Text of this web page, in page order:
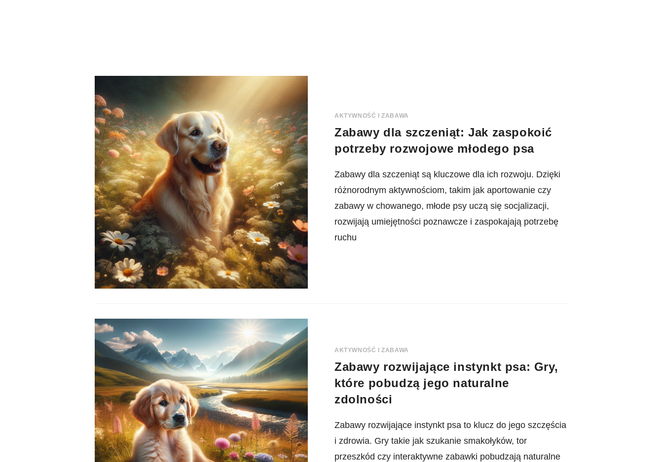
AKTYWNOŚĆ I ZABAWA
Zabawy dla szczeniąt: Jak zaspokoić
potrzeby rozwojowe młodego psa
Zabawy dla szczeniąt są kluczowe dla ich rozwoju. Dzięki
różnorodnym aktywnościom, takim jak aportowanie czy
zabawy w chowanego, młode psy uczą się socjalizacji,
rozwijają umiejętności poznawcze i zaspokajają potrzebę
ruchu
AKTYWNOŚĆ I ZABAWA
Zabawy rozwijające instynkt psa: Gry,
które pobudzą jego naturalne
zdolności
Zabawy rozwijające instynkt psa to klucz do jego szczęścia
i zdrowia. Gry takie jak szukanie smakołyków, tor
przeszkód czy interaktywne zabawki pobudzają naturalne